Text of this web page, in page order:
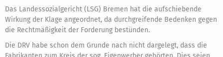
Das Landessozialgericht (LSG) Bremen hat die aufschiebende
Wirkung der Klage angeordnet, da durchgreifende Bedenken gegen
die Rechtmäßigkeit der Forderung bestünden.
Die DRV habe schon dem Grunde nach nicht dargelegt, dass die